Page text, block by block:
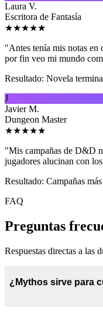
Laura V.
Escritora de Fantasía
★★★★★
"Antes tenía mis notas
por fin veo mi mundo
Resultado: Novela
J
Javier M.
Dungeon Master
★★★★★
"Mis campañas de D&D
jugadores alucinan con
Resultado: Campañas
FAQ
Preguntas
Respuestas directas a las
¿Mythos sirve para